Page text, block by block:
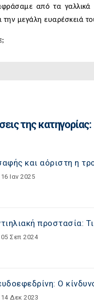
από τα
την μεγάλη ευαρέσκειά
της κατηγορίας:
και αόριστη η
16 Ιαν 2025
προστασία:
05 Σεπ 2024
Ο
14 Δεκ 2023